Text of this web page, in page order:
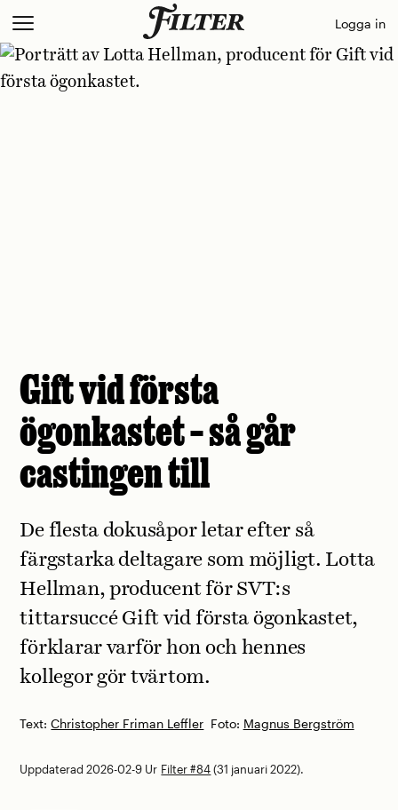
Skip
to
content
Logga in
Gift vid första
ögonkastet – så går
castingen till
Text:Christopher Friman Leffler Foto: Magnus Bergström
De flesta dokusåpor letar efter så
färgstarka deltagare som möjligt. Lotta
Hellman, producent för SVT:s
tittarsuccé Gift vid första ögonkastet,
förklarar varför hon och hennes
kollegor gör tvärtom.
Uppdaterad 2026-02-9 Ur Filter #84(31 januari 2022).